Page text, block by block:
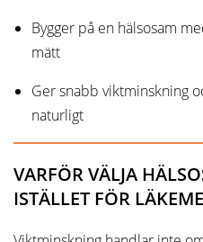
Bygger på en hälsosam
mätt
Ger snabb viktminskning
naturligt
VARFÖR VÄLJA
ISTÄLLET FÖR